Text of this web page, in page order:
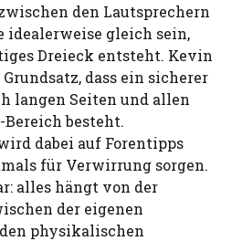
den Lautsprechern
idealerweise gleich sein,
Dreieck entsteht. Kevin
dass ein sicherer
langen Seiten und allen
besteht.
dabei auf Forentipps
für Verwirrung sorgen.
alles hängt von der
der eigenen
physikalischen